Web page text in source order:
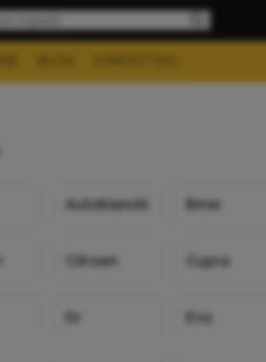
Autobianchi Bmw
Citroen Cupra
Evo